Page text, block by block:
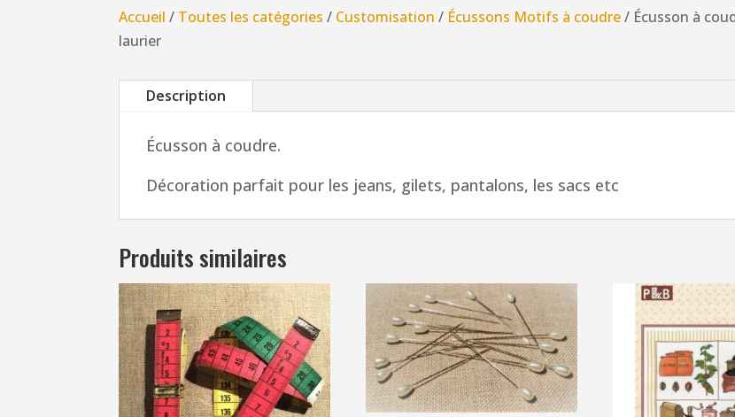
coudre
x
laurier
Accueil / Toutes les catégories / Customisation / Écussons Motifs à coudre/ Écusson à
laurier
Description
Écusson à coudre.
Décoration parfait pour les jeans, gilets, pantalons, les sacs etc
Produits similaires